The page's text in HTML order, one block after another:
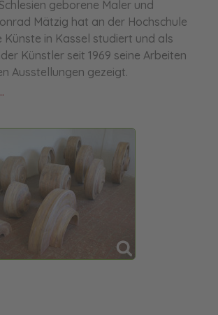
geborene Maler und
Mätzig hat an der Hochschule
Künste in Kassel studiert und als
Künstler seit 1969 seine Arbeiten
Ausstellungen gezeigt.